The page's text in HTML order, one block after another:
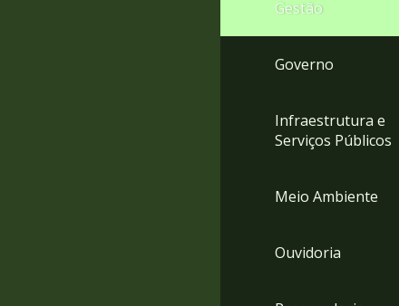
Gestão
Governo
Infraestrutura e
Serviços Públicos
Meio Ambiente
Ouvidoria